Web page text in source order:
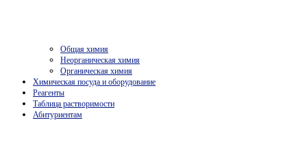
Общая химия
Неорганическая химия
Органическая химия
Химическая посуда и оборудование
Реагенты
Таблица растворимости
Абитуриентам